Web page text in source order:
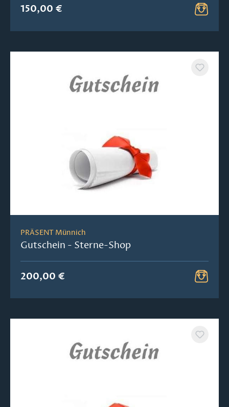
150,00 €
PRÄSENT Münnich
Gutschein - Sterne-Shop
200,00 €